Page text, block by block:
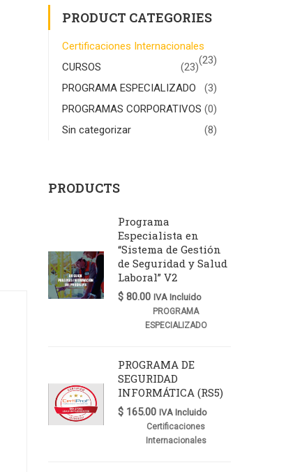
PRODUCT CATEGORIES
Certificaciones Internacionales
(23)
CURSOS
(23)
PROGRAMA ESPECIALIZADO
(3)
PROGRAMAS CORPORATIVOS (0)
Sin categorizar
(8)
PRODUCTS
Programa
Especialista en
“Sistema de Gestión
de Seguridad y Salud
Laboral” V2
$80.00 IVA Incluido
PROGRAMA
ESPECIALIZADO
PROGRAMA DE
SEGURIDAD
INFORMÁTICA (RS5)
$165.00 IVA Incluido
Certificaciones
Internacionales